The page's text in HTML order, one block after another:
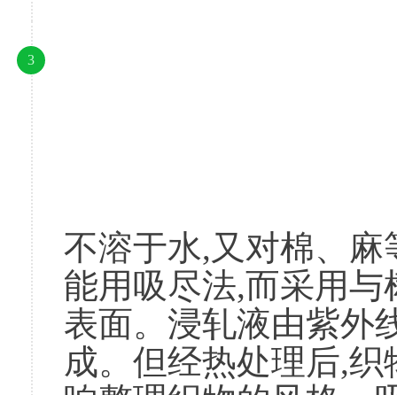
3
不溶于水,又对棉、
能用吸尽法,而采用
表面。浸轧液由紫外
成。但经热处理后,